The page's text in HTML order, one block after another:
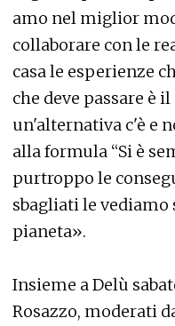
amo nel miglior
collaborare con le
casa le esperienze
che deve passare è
un'alternativa c'è e
alla formula “Si è
purtroppo le
sbagliati le
pianeta».
Insieme a Delù
Rosazzo, moderati